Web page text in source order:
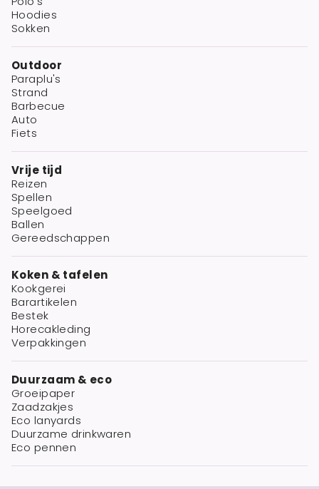
Hoodies
Sokken
Outdoor
Paraplu's
Strand
Barbecue
Auto
Fiets
Vrije tijd
Reizen
Spellen
Speelgoed
Ballen
Gereedschappen
Koken & tafelen
Kookgerei
Barartikelen
Bestek
Horecakleding
Verpakkingen
Duurzaam & eco
Groeipaper
Zaadzakjes
Eco lanyards
Duurzame drinkwaren
Eco pennen